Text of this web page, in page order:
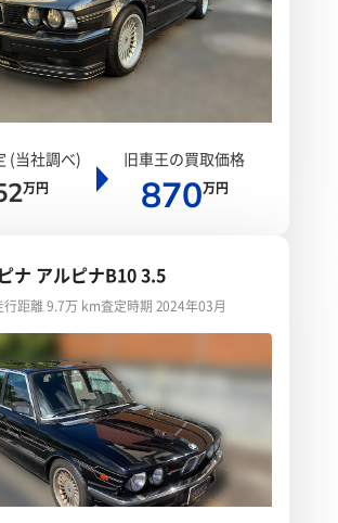
(当社調べ)
万円
旧車王の買取価格
870万円
ナ アルピナB10 3.5
行距離 9.7万 km査定時期 2024年03月